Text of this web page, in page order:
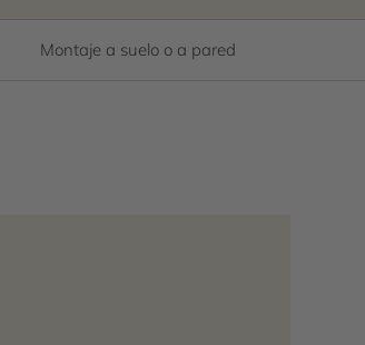
Montaje a suelo o a pared